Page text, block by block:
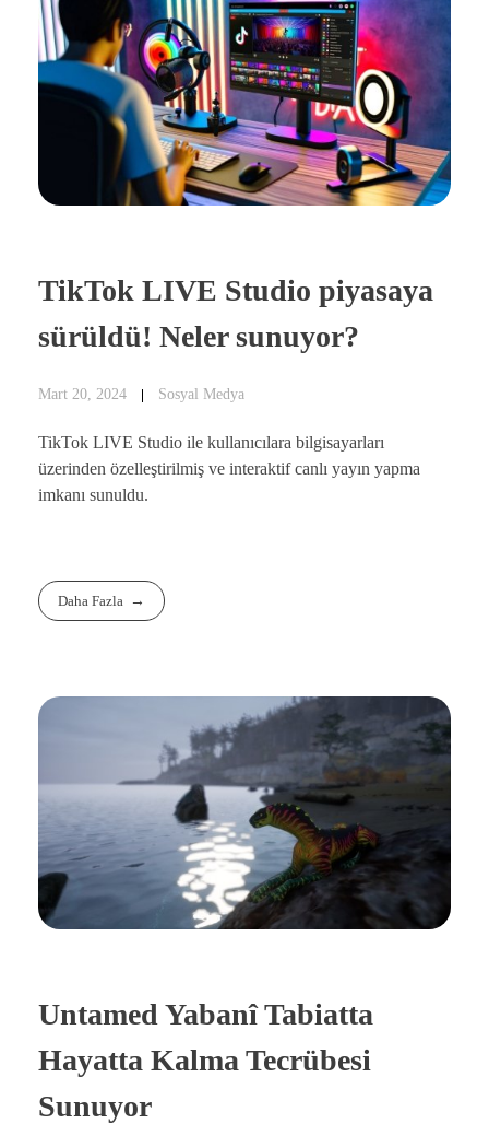
TikTok LIVE Studio piyasaya
sürüldü! Neler sunuyor?
Mart 20, 2024 Sosyal Medya
TikTok LIVE Studio ile kullanıcılara bilgisayarları
üzerinden özelleştirilmiş ve interaktif canlı yayın yapma
imkanı sunuldu.
Daha Fazla
Untamed Yabanî Tabiatta
Hayatta Kalma Tecrübesi
Sunuyor